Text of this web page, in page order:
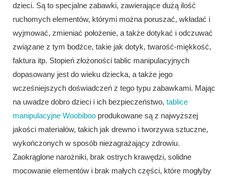
dzieci. Są to specjalne zabawki, zawierające dużą ilość
ruchomych elementów, którymi można poruszać, wkładać i
wyjmować, zmieniać położenie, a także dotykać i odczuwać
związane z tym bodźce, takie jak dotyk, twarość-miękkość,
faktura itp. Stopień złożoności tablic manipulacyjnych
dopasowany jest do wieku dziecka, a także jego
wcześniejszych doświadczeń z tego typu zabawkami. Mając
na uwadze dobro dzieci i ich bezpieczeństwo, tablice
manipulacyjne Woobiboo produkowane są z najwyższej
jakości materiałów, takich jak drewno i tworzywa sztuczne,
wykończonych w sposób niezagrażający zdrowiu.
Zaokrąglone narożniki, brak ostrych krawędzi, solidne
mocowanie elementów i brak małych części, które mogłyby